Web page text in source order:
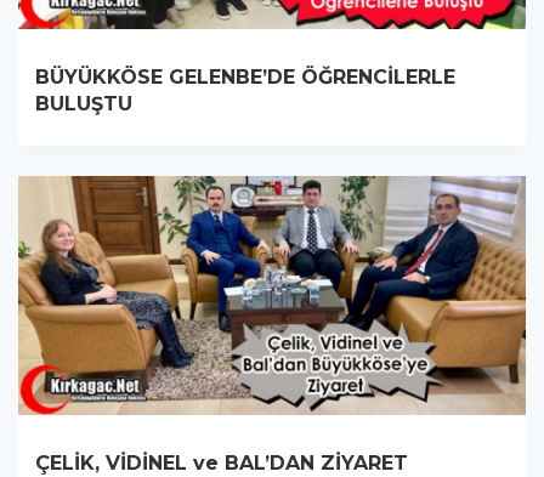
BÜYÜKKÖSE GELENBE’DE ÖĞRENCİLERLE
BULUŞTU
ÇELİK, VİDİNEL ve BAL’DAN ZİYARET